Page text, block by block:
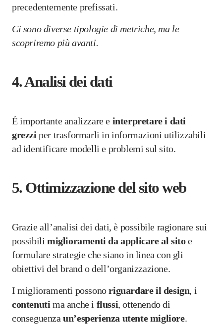
precedentemente prefissati.
Ci sono diverse tipologie di metriche, ma le
scopriremo più avanti.
4.Analisi dei dati
É importante analizzare e interpretare i dati
grezziper trasformarli in informazioni utilizzabili
ad identificare modelli e problemi sul sito.
5. Ottimizzazione del sito web
Grazie all’analisi dei dati, è possibile ragionare sui
possibili miglioramenti da applicare al sitoe
formulare strategie che siano in linea con gli
obiettivi del brand o dell’organizzazione.
I miglioramenti possonoriguardare il design, i
contenuti ma anche i flussi, ottenendo di
conseguenzaun’esperienza utente migliore.